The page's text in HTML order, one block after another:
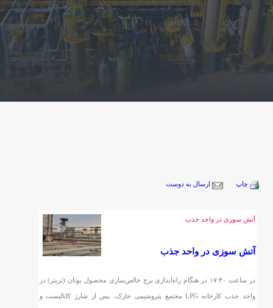
چاپ ارسال به دوست
آتش سوزی در واحد جذب
آتش سوزی در واحد جذب
در ساعت ١٧:٣٠ در هنگام راه‌اندازی برج خالص‌سازی محصول بوتان (تریتر) در
واحد جذب کارخانه LPG مجتمع پتروشیمی خارک، پس از شارژ کاتالیست و